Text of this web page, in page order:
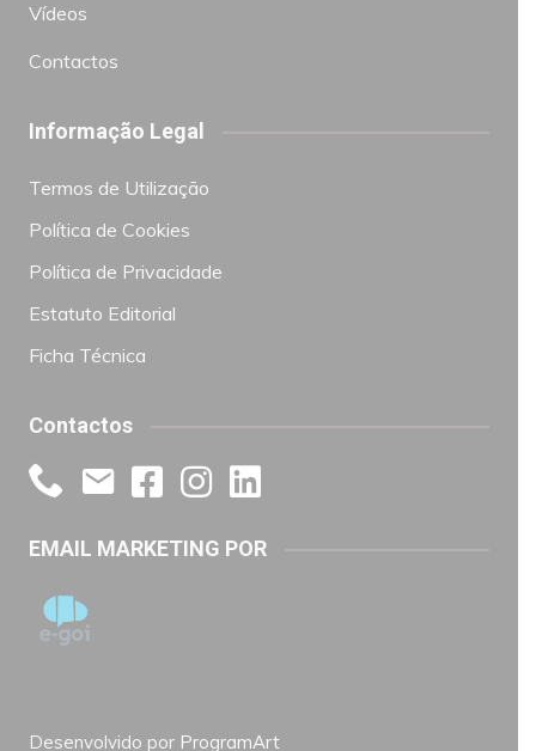
Vídeos
Contactos
Informação Legal
Termos de Utilização
Política de Cookies
Política de Privacidade
Estatuto Editorial
Ficha Técnica
Contactos
EMAIL MARKETING POR
Desenvolvido por ProgramArt